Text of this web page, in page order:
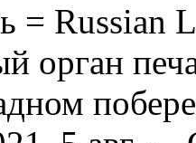
= Russian
орган